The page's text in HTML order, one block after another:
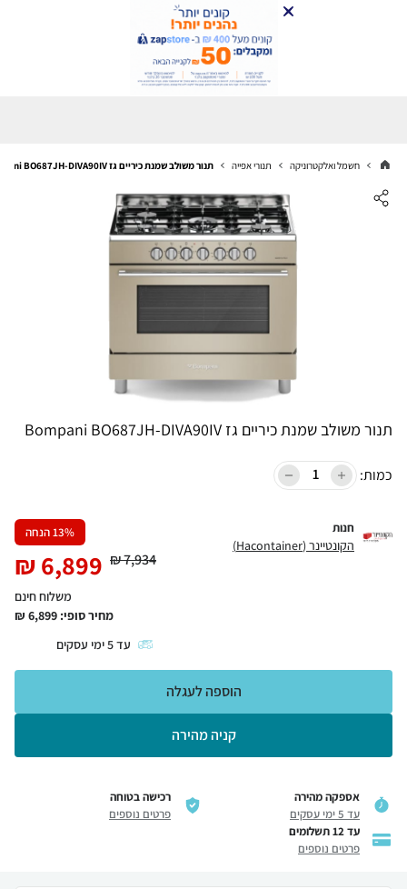
חשמל ואלקטרוניקה תנורי אפייה תנור משולב שמנת כיריים גז Bompani BO687JH-DIVA90IV
תנור משולב שמנת כיריים גז Bompani BO687JH-DIVA90IV
כמות:
חנות
הקונטיינר (Hacontainer)
13% הנחה
7,934
₪
6,899
₪
משלוח חינם
מחיר סופי: 6,899
₪
עד5ימי עסקים
קניה מהירה
הוספה לעגלה
אספקה מהירה
עד 5 ימי עסקים
רכישה בטוחה
פרטים נוספים
עד 12 תשלומים
פרטים נוספים